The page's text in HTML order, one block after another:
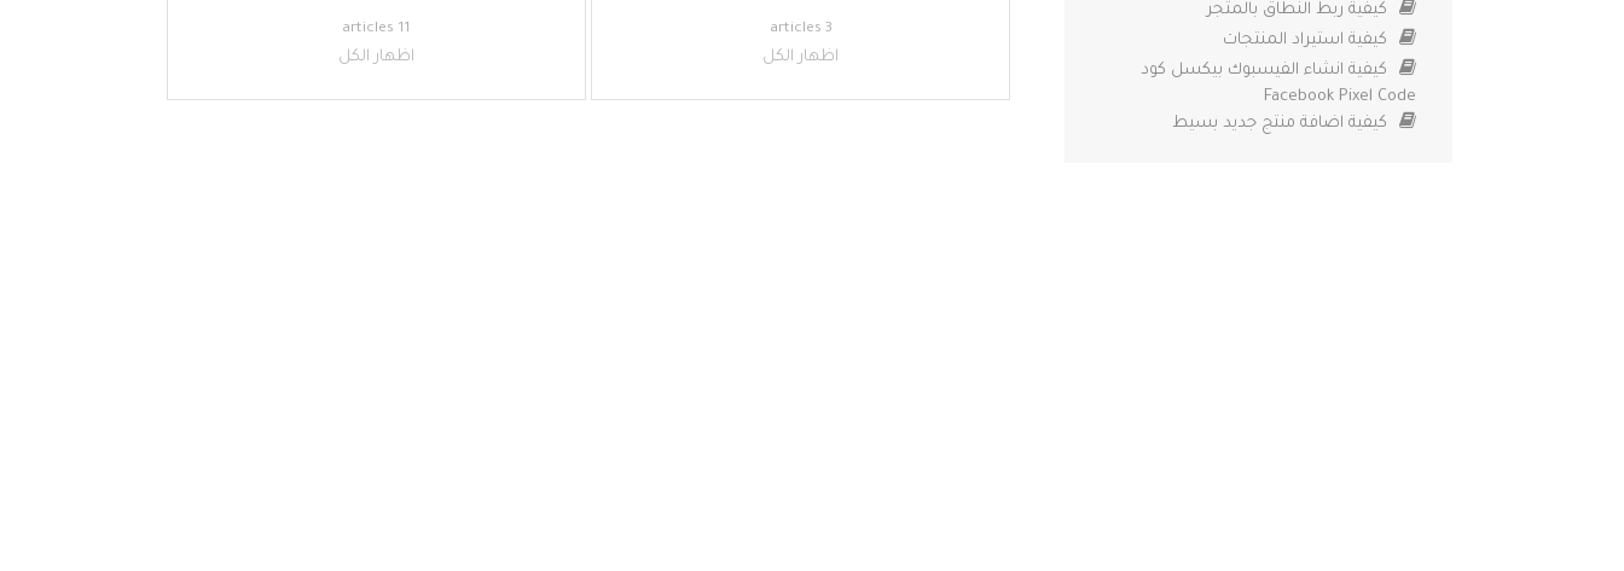
3 articles
اظهار الكل
11 articles
اظهار الكل
كيفية ربط النطاق بالمتجر
كيفية استيراد المنتجات
كيفية انشاء الفيسبوك بيكسل كود
Facebook Pixel Code
كيفية اضافة منتج جديد بسيط